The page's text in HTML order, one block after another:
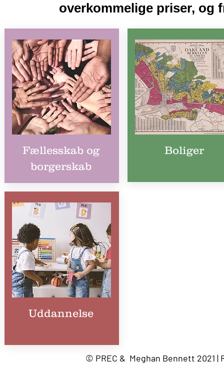
overkommelige priser, og
Fællesskab og
borgerskab
Boliger
Uddannelse
© PREC & Meghan Bennett 2021 |